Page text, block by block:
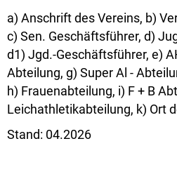
a) Anschrift des Vereins, b)
c) Sen. Geschäftsführer, d)
d1) Jgd.-Geschäftsführer, e)
Abteilung, g) Super Al -
h) Frauenabteilung, i) F + B
Leichathletikabteilung, k) Ort
Stand: 04.2026